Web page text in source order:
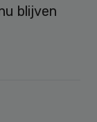
blijven